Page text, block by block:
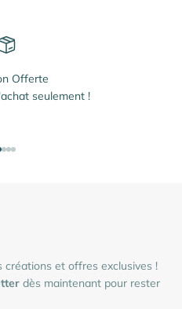
Offerte
seulement !
créations et offres exclusives !
dès maintenant pour rester